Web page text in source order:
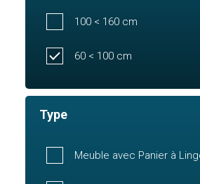
100 < 160 cm
60 < 100 cm
Type
Meuble avec Panier à